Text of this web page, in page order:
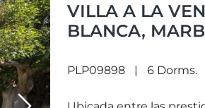
VILLA A LA
BLANCA,
PLP09898 6 Dorms.